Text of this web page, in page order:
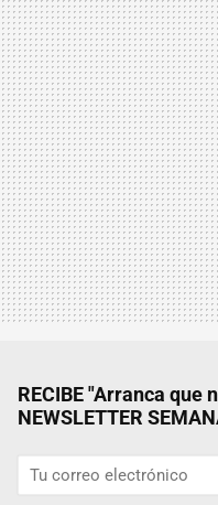
RECIBE "Arranca que
NEWSLETTER